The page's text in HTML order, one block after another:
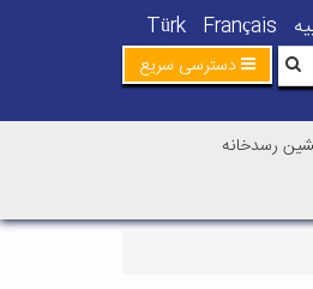
Français
Türk
دسترسی سریع
رسدخانه